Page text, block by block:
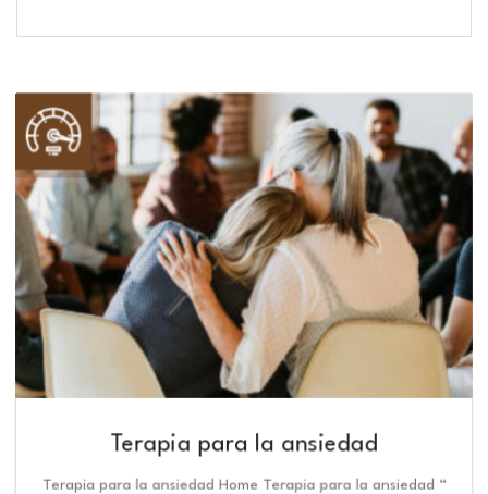
Terapia para la ansiedad
Terapia para la ansiedad Home Terapia para la ansiedad “